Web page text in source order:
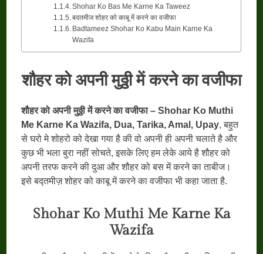
Shohar Ko Bas Me Karne Ka Taweez
बदतमीज शोहर को काबू में करने का वजीफा
Badtameez Shohar Ko Kabu Main Karne Ka
Wazifa
शौहर को अपनी मुठ्ठी में करने का वजीफा
शौहर को अपनी मुठ्ठी में करने का वजीफा – Shohar Ko Muthi
Me Karne Ka Wazifa, Dua, Tarika, Amal, Upay, बहुत
से घरो मे शोहरो को देखा गया है की वो अपनी ही अपनी चलाते है और
कुछ भी भला बुरा नहीं सोचते, इसके लिए हम लेके आये है शौहर को
अपनी तरफ करने की दुआ और शौहर को बस में करने का ताबीज।
इसे बद्तमीज़ शोहर को काबू में करने का वजीफा भी कहा जाता है.
Shohar Ko Muthi Me Karne Ka
Wazifa